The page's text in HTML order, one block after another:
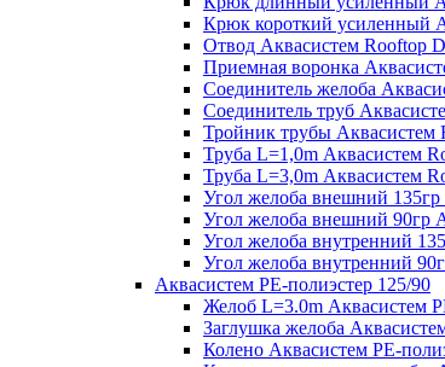
Крюк короткий усиленный
Отвод Аквасистем Rooftop
Приемная воронка
Соединитель желоба
Соединитель труб
Тройник трубы Аквасистем
Труба L=1,0m Аквасистем
Труба L=3,0m Аквасистем
Угол желоба внешний
Угол желоба внешний 90гр
Угол желоба внутренний
Угол желоба внутренний
Аквасистем PE-полиэстер 125/90
Желоб L=3.0m Аквасистем
Заглушка желоба
Колено Аквасистем PE-